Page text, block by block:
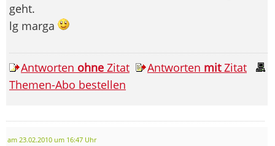
geht.
lg marga
Antworten ohne Zitat Antworten mitZitat
Themen-Abo bestellen
am 23.02.2010 um 16:47 Uhr